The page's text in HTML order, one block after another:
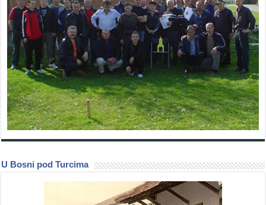
U Bosni pod Turcima